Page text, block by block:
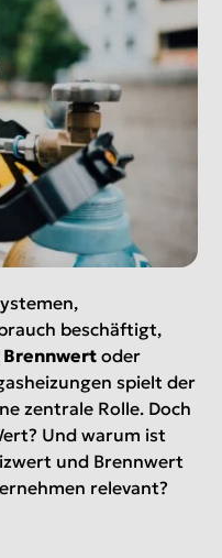
beschäftigt,
Brennwert oder
spielt der
zentrale Rolle. Doch
Und warum ist
und Brennwert
relevant?